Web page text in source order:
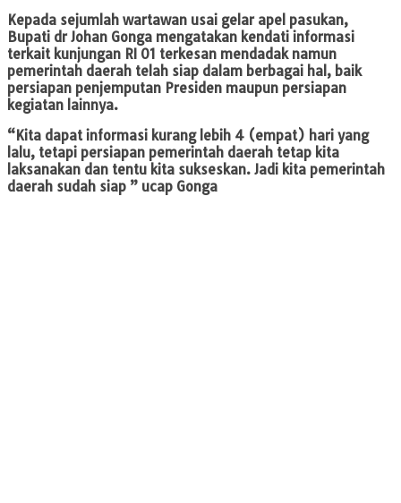
Kepada sejumlah wartawan usai gelar apel pasukan,
Bupati dr Johan Gonga mengatakan kendati informasi
terkait kunjungan RI 01 terkesan mendadak namun
pemerintah daerah telah siap dalam berbagai hal, baik
persiapan penjemputan Presiden maupun persiapan
kegiatan lainnya.
“Kita dapat informasi kurang lebih 4 (empat) hari yang
lalu, tetapi persiapan pemerintah daerah tetap kita
laksanakan dan tentu kita sukseskan. Jadi kita pemerintah
daerah sudah siap ” ucap Gonga